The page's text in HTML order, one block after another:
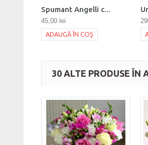
Spumant Angelli c...
45,00 lei
ADAUGĂ ÎN COŞ
30 ALTE PRODUSE ÎN